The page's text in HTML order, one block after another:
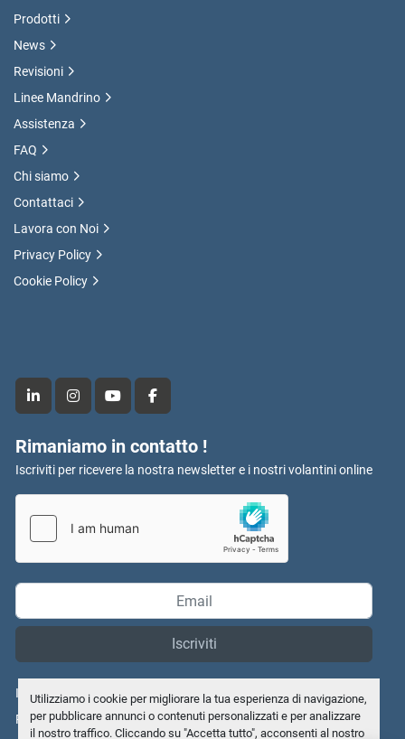
Utilizziamo i cookie per migliorare la tua esperienza di navigazione,
per pubblicare annunci o contenuti personalizzati e per analizzare
il nostro traffico. Cliccando su "Accetta tutto", acconsenti al nostro
linkedininstagramyoutubefacebook
Rimaniamo in contatto !
Iscriviti per ricevere la nostra newsletter e i nostri volantini online
Iscriviti
Informativa sulla privacy
Personalizza le preferenze sui Cookies
Prodotti
News
Revisioni
Linee Mandrino
Assistenza
FAQ
Chi siamo
Contattaci
Lavora con Noi
Privacy Policy
Cookie Policy